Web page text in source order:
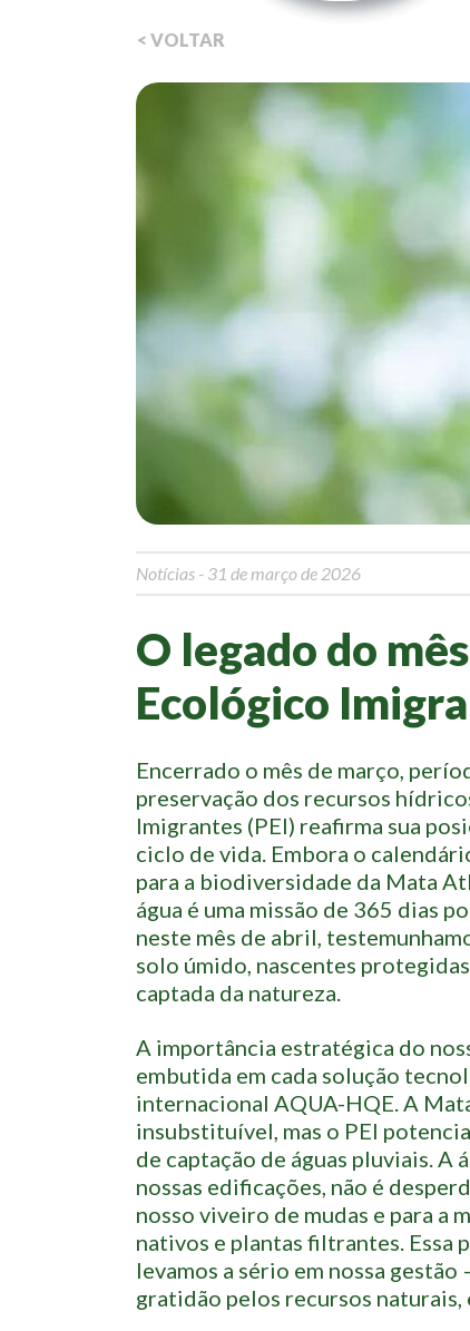
< VOLTAR
Notícias - 31 de março de 2026
O legado do
Ecológico
Encerrado o mês de março,
preservação dos recursos
Imigrantes (PEI) reafirma sua
ciclo de vida. Embora o
para a biodiversidade da Mata
água é uma missão de 365 dias
neste mês de abril,
solo úmido, nascentes
captada da natureza.
A importância estratégica do
embutida em cada solução
internacional AQUA-HQE. A
insubstituível, mas o PEI
de captação de águas pluviais. A
nossas edificações, não é
nosso viveiro de mudas e para a
nativos e plantas filtrantes. Essa
levamos a sério em nossa
gratidão pelos recursos